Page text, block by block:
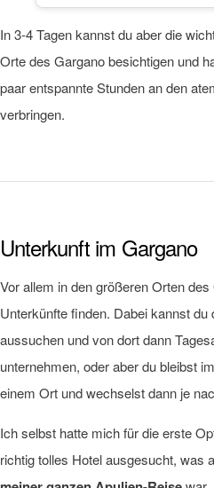
In 3-4 Tagen kannst du aber die
Orte des Gargano besichtigen und
paar entspannte Stunden an den
verbringen.
Unterkunft im Gargano
Vor allem in den größeren Orten
Unterkünfte finden. Dabei kannst
aussuchen und von dort dann
unternehmen, oder aber du bleibst
einem Ort und wechselst dann je
Ich selbst hatte mich für die erste
richtig tolles Hotel ausgesucht, was